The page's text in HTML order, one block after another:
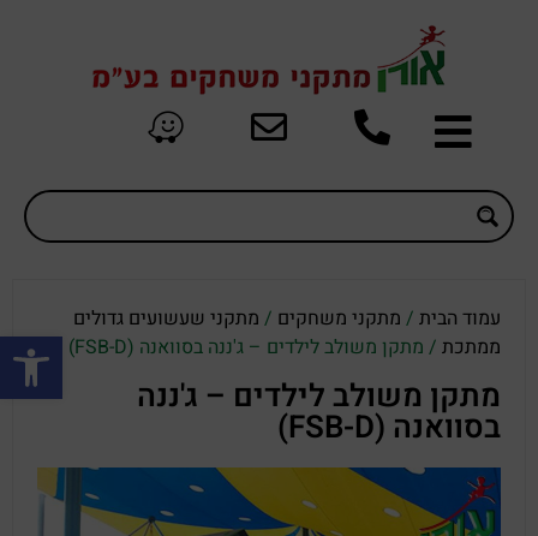
פתח
עמוד הבית / מתקני משחקים / מתקני שעשועים גדולים
ממתכת / מתקן משולב לילדים – ג'ננה בסוואנה (FSB-D)
מתקן משולב לילדים – ג'ננה
בסוואנה (FSB-D)